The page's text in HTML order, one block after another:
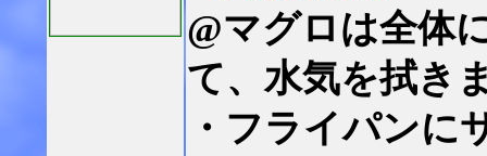
@マグロは全体
て、水気を拭き
・フライパンに